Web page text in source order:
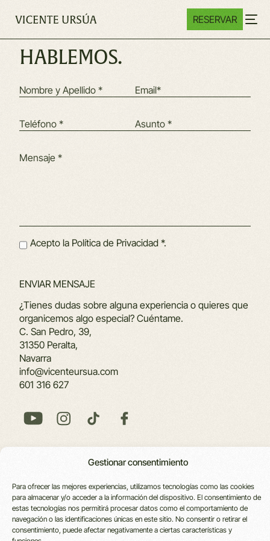
Gestionar consentimiento
Para ofrecer las mejores experiencias, utilizamos tecnologías como las cookies
para almacenar y/o acceder a la información del dispositivo. El consentimiento de
estas tecnologías nos permitirá procesar datos como el comportamiento de
navegación o las identificaciones únicas en este sitio. No consentir o retirar el
consentimiento, puede afectar negativamente a ciertas características y
RESERVAR
HABLEMOS.
Acepto la Política de Privacidad *.
Alternative:
¿Tienes dudas sobre alguna experiencia o quieres que
organicemos algo especial? Cuéntame.
C. San Pedro, 39,
31350 Peralta,
Navarra
info@vicenteursua.com
601 316 627
VICENTE
URSÚA
LOCALIZACIÓN
C. San
Pedro, 39,
31350
CONTACTO
info@vicenteursua.com
601 316
627
LEGAL
Política
Cookies
Política de
REGALA
UBUNTU